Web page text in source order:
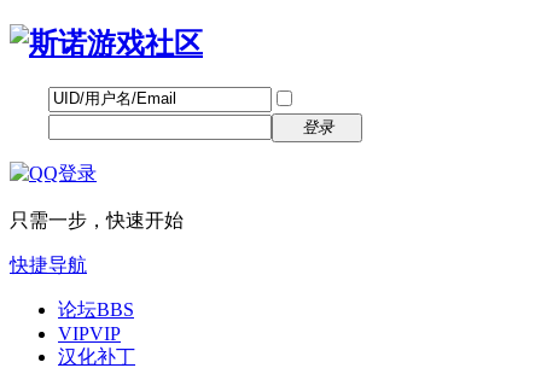
登录
只需一步，快速开始
快捷导航
论坛BBS
VIPVIP
汉化补丁